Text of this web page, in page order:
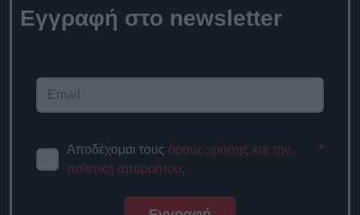
Εγγραφή στο
Αποδέχομαι τους
και την πολιτική απορρήτου